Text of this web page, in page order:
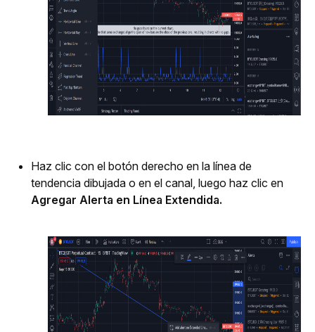
Haz clic con el botón derecho en la línea de
Agregar Alerta en Línea Extendida.